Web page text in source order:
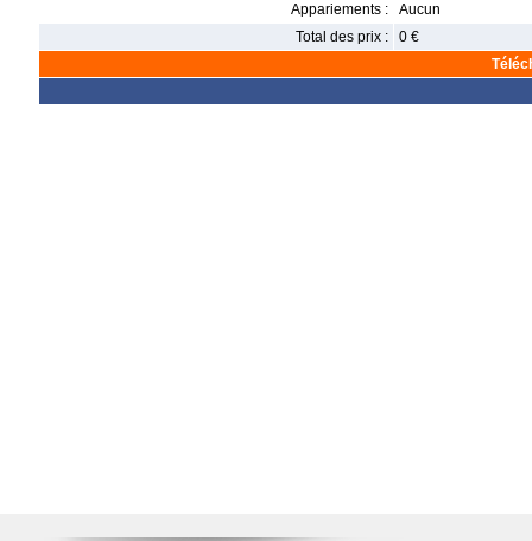
Appariements :
Aucun
Total des prix :
0 €